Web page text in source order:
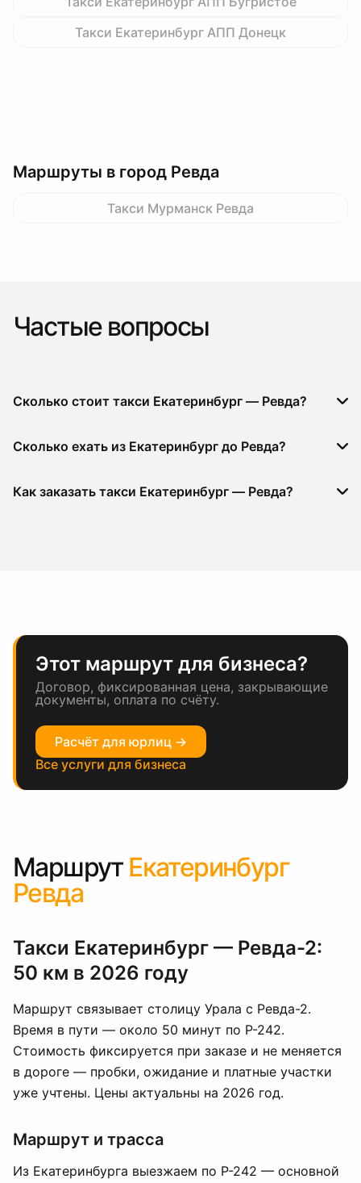
Такси Екатеринбург АПП Донецк
Маршруты в город Ревда
Такси Мурманск Ревда
Частые вопросы
Сколько стоит такси Екатеринбург — Ревда?
Сколько ехать из Екатеринбург до Ревда?
Как заказать такси Екатеринбург — Ревда?
Этот маршрут для бизнеса?
Договор, фиксированная цена, закрывающие
документы, оплата по счёту.
Расчёт для юрлиц →
Все услуги для бизнеса
Маршрут Екатеринбург
Ревда
Такси Екатеринбург — Ревда-2:
50 км в 2026 году
Маршрут связывает столицу Урала с Ревда-2.
Время в пути — около 50 минут по Р-242.
Стоимость фиксируется при заказе и не меняется
в дороге — пробки, ожидание и платные участки
уже учтены. Цены актуальны на 2026 год.
Маршрут и трасса
Из Екатеринбурга выезжаем по Р-242 — основной